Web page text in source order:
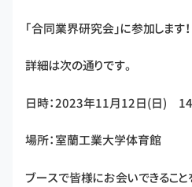
「合同業界研究会」に参加します！
詳細は次の通りです。
日時：2023年11月12日(日) 14
場所：室蘭工業大学体育館
ブースで皆様にお会いできること